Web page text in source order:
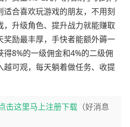
适合喜欢玩游戏的朋友，不用刻
，升级角色、提升战力就能赚取
奖励最丰厚，手快者能额外薅一
8%的一级佣金和4%的二级佣
可观，每天躺着做任务、收提
击这里马上注册下载（好消息